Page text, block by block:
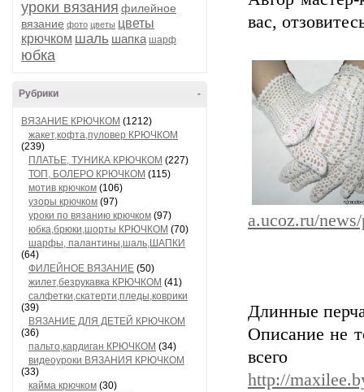
уроки вязания филейное
вязание фото цветы цветы
крючком шаль шапка шарф
юбка
-
Рубрики
ВЯЗАНИЕ КРЮЧКОМ (1212)
жакет,кофта,пуловер КРЮЧКОМ
(239)
ПЛАТЬЕ, ТУНИКА КРЮЧКОМ (227)
ТОП, БОЛЕРО КРЮЧКОМ (115)
мотив крючком (106)
узоры крючком (97)
уроки по вязанию крючком (97)
юбка,брюки,шорты КРЮЧКОМ (70)
шарфы, палантины,шаль,ШАПКИ
(64)
ФИЛЕЙНОЕ ВЯЗАНИЕ (50)
жилет,безрукавка КРЮЧКОМ (41)
салфетки,скатерти,пледы,коврики
(39)
ВЯЗАНИЕ ДЛЯ ДЕТЕЙ КРЮЧКОМ
(36)
пальто,кардиган КРЮЧКОМ (34)
видеоуроки ВЯЗАНИЯ КРЮЧКОМ
(33)
кайма крючком (30)
вас,
a.ucoz.ru/
Длинные
Описание не
всего
http://